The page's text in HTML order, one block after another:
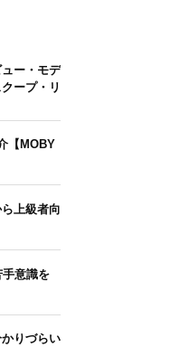
ュー・モデ
ープ・リ
【MOBY
ら上級者向
手意識を
かりづらい